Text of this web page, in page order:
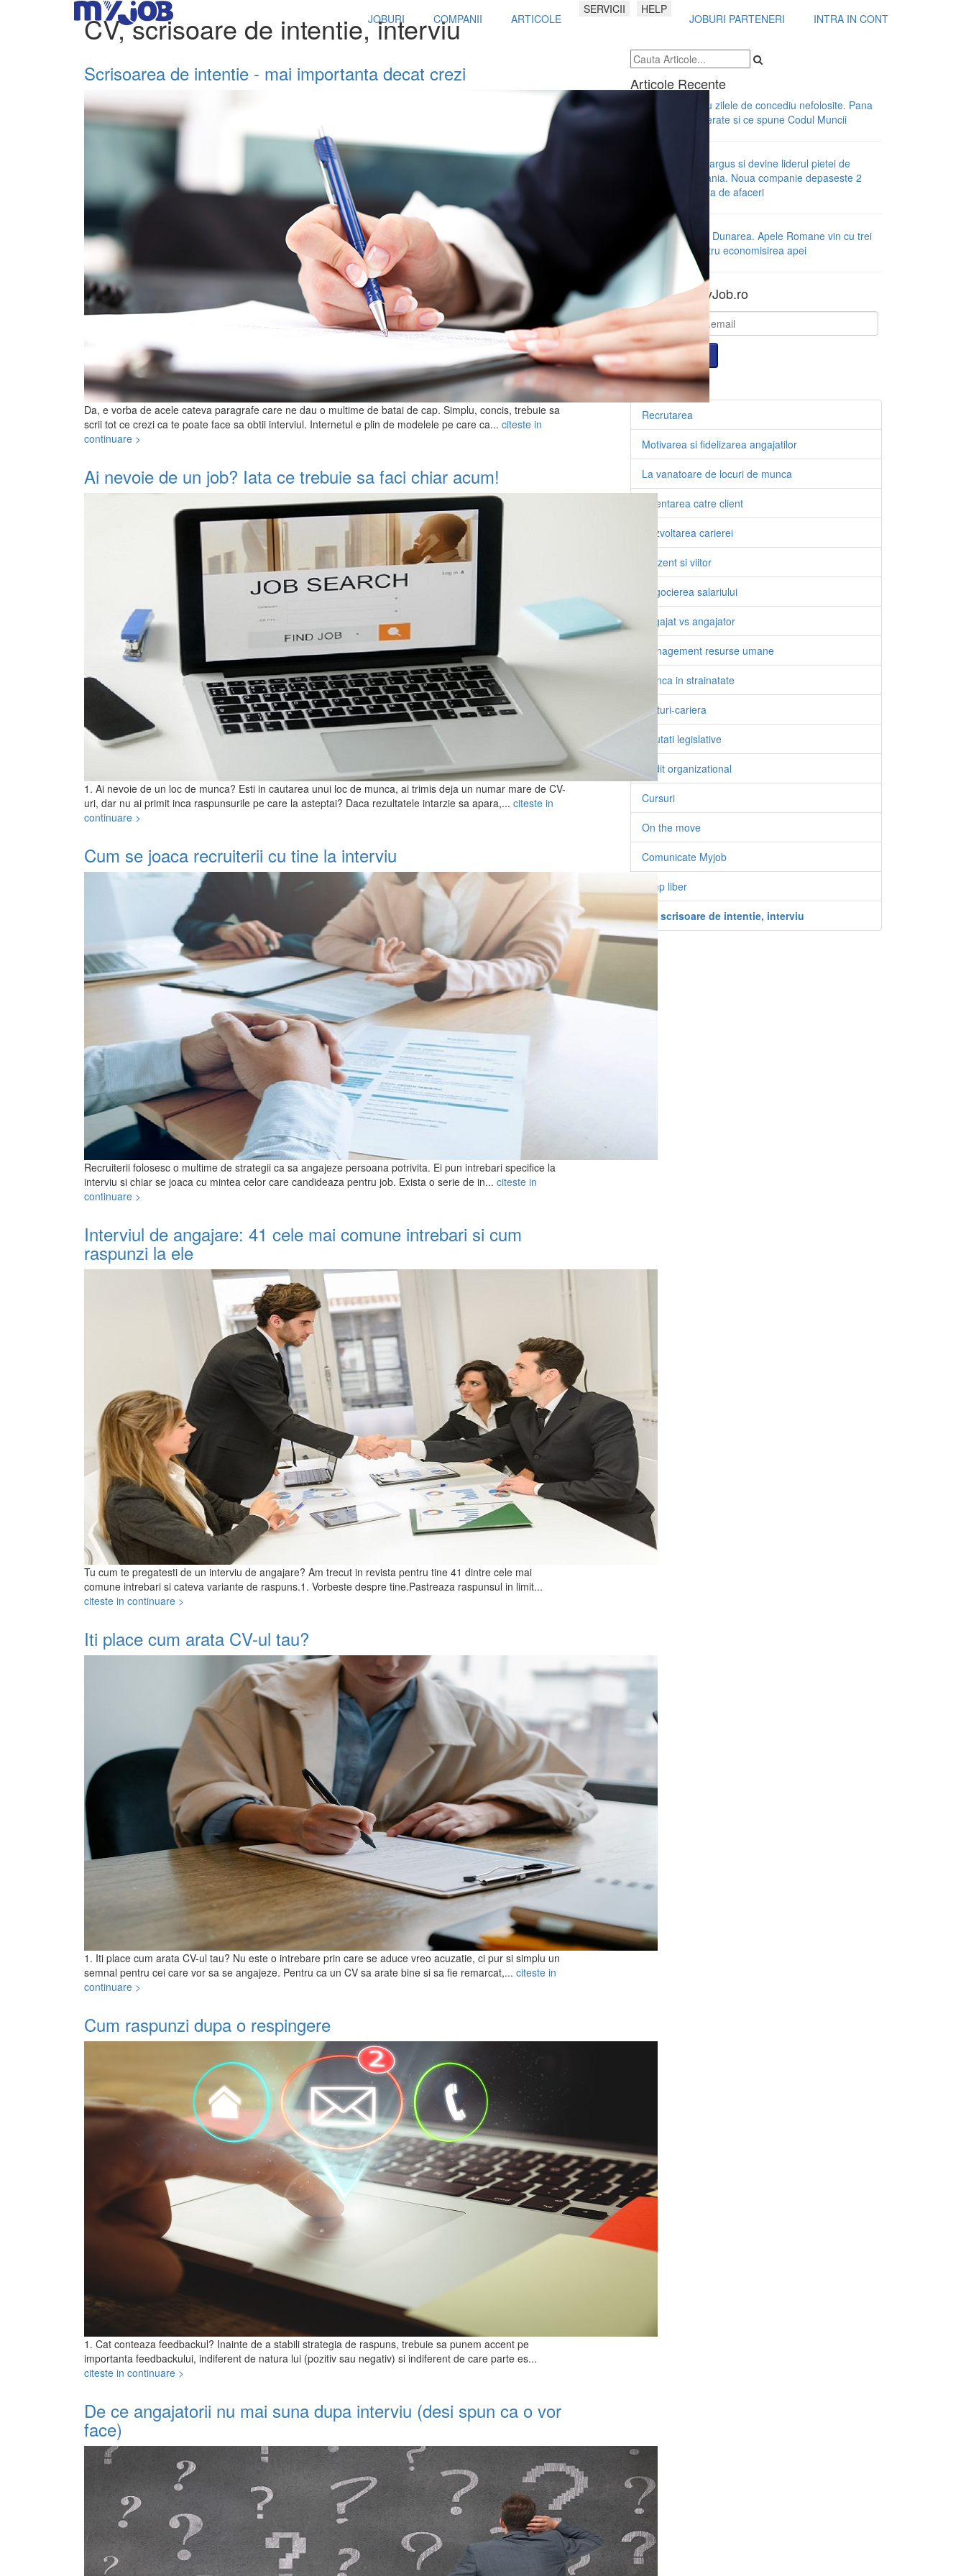
JOBURI COMPANII ARTICOLE
SERVICII HELP
JOBURI PARTENERI INTRA IN CONT
CV, scrisoare de intentie, interviu
Articole Recente
Ce se intampla cu zilele de concediu nefolosite. Pana
cand pot fi recuperate si ce spune Codul Muncii
Sameday preia Cargus si devine liderul pietei de
curierat din Romania. Noua companie depaseste 2
miliarde de lei cifra de afaceri
Seceta afecteaza Dunarea. Apele Romane vin cu trei
recomandari pentru economisirea apei
Newsletter MyJob.ro
Categorii
Recrutarea
Motivarea si fidelizarea angajatilor
La vanatoare de locuri de munca
Orientarea catre client
Dezvoltarea carierei
Prezent si viitor
Negocierea salariului
Angajat vs angajator
Management resurse umane
Munca in strainatate
Sfaturi-cariera
Noutati legislative
Audit organizational
Cursuri
On the move
Comunicate Myjob
Timp liber
CV, scrisoare de intentie, interviu
Scrisoarea de intentie - mai importanta decat crezi
Da, e vorba de acele cateva paragrafe care ne dau o multime de batai de cap. Simplu, concis, trebuie sa
scrii tot ce crezi ca te poate face sa obtii interviul. Internetul e plin de modelele pe care ca... citeste in
continuare >
Ai nevoie de un job? Iata ce trebuie sa faci chiar acum!
1. Ai nevoie de un loc de munca? Esti in cautarea unui loc de munca, ai trimis deja un numar mare de CV-
uri, dar nu ai primit inca raspunsurile pe care la asteptai? Daca rezultatele intarzie sa apara,... citeste in
continuare >
Cum se joaca recruiterii cu tine la interviu
Recruiterii folosesc o multime de strategii ca sa angajeze persoana potrivita. Ei pun intrebari specifice la
interviu si chiar se joaca cu mintea celor care candideaza pentru job. Exista o serie de in... citeste in
continuare >
Interviul de angajare: 41 cele mai comune intrebari si cum
raspunzi la ele
Tu cum te pregatesti de un interviu de angajare? Am trecut in revista pentru tine 41 dintre cele mai
comune intrebari si cateva variante de raspuns.1. Vorbeste despre tine.Pastreaza raspunsul in limit...
citeste in continuare >
Iti place cum arata CV-ul tau?
1. Iti place cum arata CV-ul tau? Nu este o intrebare prin care se aduce vreo acuzatie, ci pur si simplu un
semnal pentru cei care vor sa se angajeze. Pentru ca un CV sa arate bine si sa fie remarcat,... citeste in
continuare >
Cum raspunzi dupa o respingere
1. Cat conteaza feedbackul? Inainte de a stabili strategia de raspuns, trebuie sa punem accent pe
importanta feedbackului, indiferent de natura lui (pozitiv sau negativ) si indiferent de care parte es...
citeste in continuare >
De ce angajatorii nu mai suna dupa interviu (desi spun ca o vor
face)